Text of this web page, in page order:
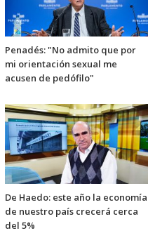
Penadés: "No admito que por
mi orientación sexual me
acusen de pedófilo"
De Haedo: este año la economía
de nuestro país crecerá cerca
del 5%